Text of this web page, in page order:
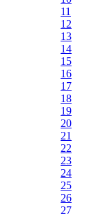
11
12
13
14
15
16
17
18
19
20
21
22
23
24
25
26
27